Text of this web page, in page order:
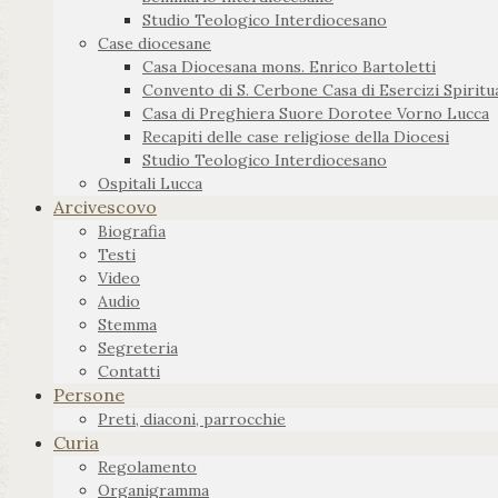
Studio Teologico Interdiocesano
Case diocesane
Casa Diocesana mons. Enrico Bartoletti
Convento di S. Cerbone Casa di Esercizi
Casa di Preghiera Suore Dorotee Vorno Lucca
Recapiti delle case religiose della Diocesi
Studio Teologico Interdiocesano
Ospitali Lucca
Arcivescovo
Biografia
Testi
Video
Audio
Stemma
Segreteria
Contatti
Persone
Preti, diaconi, parrocchie
Curia
Regolamento
Organigramma